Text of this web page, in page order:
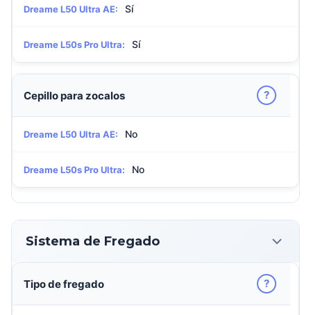
Dreame L50 Ultra AE: Sí
Dreame L50s Pro Ultra: Sí
Cepillo para zocalos ?
Dreame L50 Ultra AE: No
Dreame L50s Pro Ultra: No
Sistema de Fregado
Tipo de fregado ?